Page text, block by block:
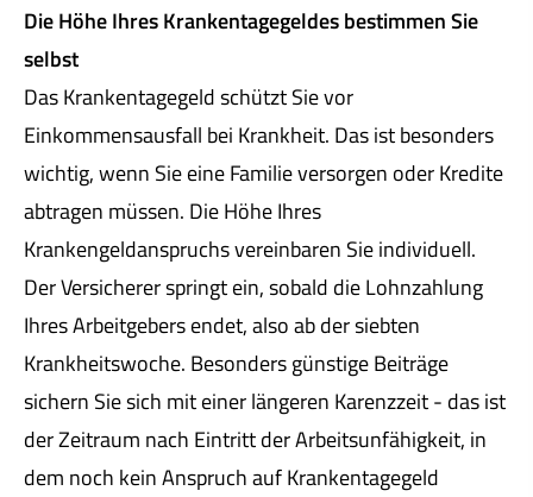
Die Höhe Ihres Krankentagegeldes bestimmen Sie
selbst
Das Krankentagegeld schützt Sie vor
Einkommensausfall bei Krankheit. Das ist besonders
wichtig, wenn Sie eine Familie versorgen oder Kredite
abtragen müssen. Die Höhe Ihres
Krankengeldanspruchs vereinbaren Sie individuell.
Der Versicherer springt ein, sobald die Lohnzahlung
Ihres Arbeitgebers endet, also ab der siebten
Krankheitswoche. Besonders günstige Beiträge
sichern Sie sich mit einer längeren Karenzzeit - das ist
der Zeitraum nach Eintritt der Arbeitsunfähigkeit, in
dem noch kein Anspruch auf Krankentagegeld